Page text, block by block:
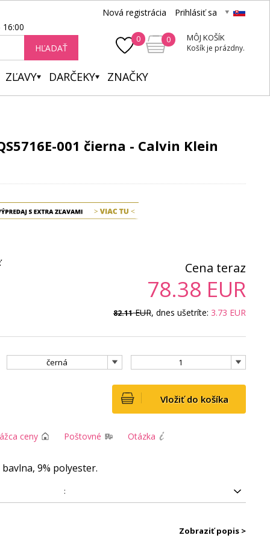
Nová registrácia Prihlásiť sa
0 0 MÔJ KOŠÍK
Košík je prázdny.
HĽADAŤ
ZĽAVY DARČEKY ZNAČKY
001 čierna - Calvin Klein
Cena teraz
78.38 EUR
82.11EUR, dnes ušetríte: 3.73 EUR
černá 1
Vložiť do košíka
ceny Poštovné Otázka
Zobraziť popis >
9% polyester.
: